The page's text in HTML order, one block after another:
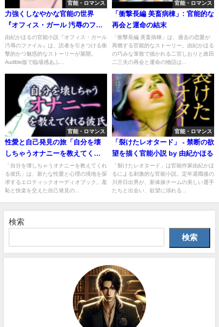
官能・ロマンス
力強くしなやかな官能の世界
『オフィス・ガール 汚辱のファ
イル』に没頭しよう
由紀かほるの官能小説『オフィス・ガール
汚辱のファイル』は、読者を引きつける衝
撃的かつ魅惑的なストーリーが展開。
Audible版で臨場感あふ...
官能・ロマンス
「衝撃長編 美畜病棟」: 官能的な
再会と運命の結末
「衝撃長編 美畜病棟」は、過去の恋愛が
再燃する官能的なストーリー。由紀かほる
の巧みな筆致で描かれる二宮しおりと政田
二三夫の再会と運命の物語は...
官能・ロマンス
性愛と自己発見の旅「自分を壊
しちゃうオナニーを教えてくれ
る彼氏」
「自分を壊しちゃうオナニーを教えてくれ
る彼氏」は、新たな性愛と心理の境地を探
求するエロティックオーディオブック。羞
恥と快楽を交えた自己発見の...
官能・ロマンス
「裂けたレオタード」 - 禁断の欲
望を描く官能小説 by 由紀かほる
「裂けたレオタード」は官能作家由紀かほ
るによる刺激的な官能小説。定年退職後の
川井日出男が、新体操チームの美しい選手
たちと出会い、欲望に溺れる...
検索
検索